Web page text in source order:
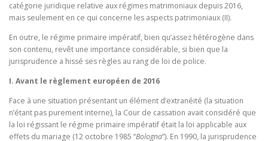
catégorie juridique relative aux régimes matrimoniaux depuis 2016,
mais seulement en ce qui concerne les aspects patrimoniaux (II).
En outre, le régime primaire impératif, bien qu’assez hétérogène dans
son contenu, revêt une importance considérable, si bien que la
jurisprudence a hissé ses règles au rang de loi de police.
I. Avant le règlement européen de 2016
Face à une situation présentant un élément d’extranéité (la situation
n’étant pas purement interne), la Cour de cassation avait considéré que
la loi régissant le régime primaire impératif était la loi applicable aux
effets du mariage (12 octobre 1985 “Bologna”). En 1990, la jurisprudence